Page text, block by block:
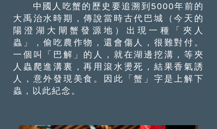
中國人吃蟹的歷史要追溯到5000年前的
大禹治水時期，傳說當時古代巴城（今天的
陽澄湖大閘蟹發源地）出現一種「夾人
蟲」，偷吃農作物，還會傷人，很難對付。
一個叫「巴解」的人，就在湖邊挖溝，等夾
人蟲爬進溝裏，再用滾水燙死，結果香氣誘
人，意外發現美食。因此「蟹」字是上解下
蟲，以此紀念。